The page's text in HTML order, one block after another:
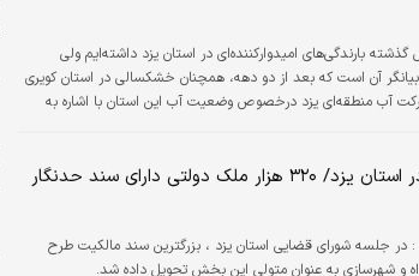
بارندگی‌‌‌های امیدوارکننده‌ای در استان یزد داشته‌‌‌ایم ولی
آن است که بعد از دو دهه، همچنان خشکسالی در استان کویری
آب منطقه‌‌‌ای یزد درخصوص وضعیت آب این استان با اشاره به
تحویل بزرگترین سند مالکیت طرح نهضت ملی مسکن در استان یزد/ ۳۲۰ هزار ملک دولتی دارای سند حدنگار
جلسه شورای قضایی استان یزد ، بزرگترین سند مالکیت طرح